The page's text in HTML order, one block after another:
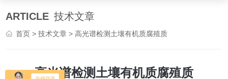
ARTICLE 技术文章
首页 >技术文章 > 高光谱检测土壤有机质腐殖质
高光谱检测土壤有机质腐殖质